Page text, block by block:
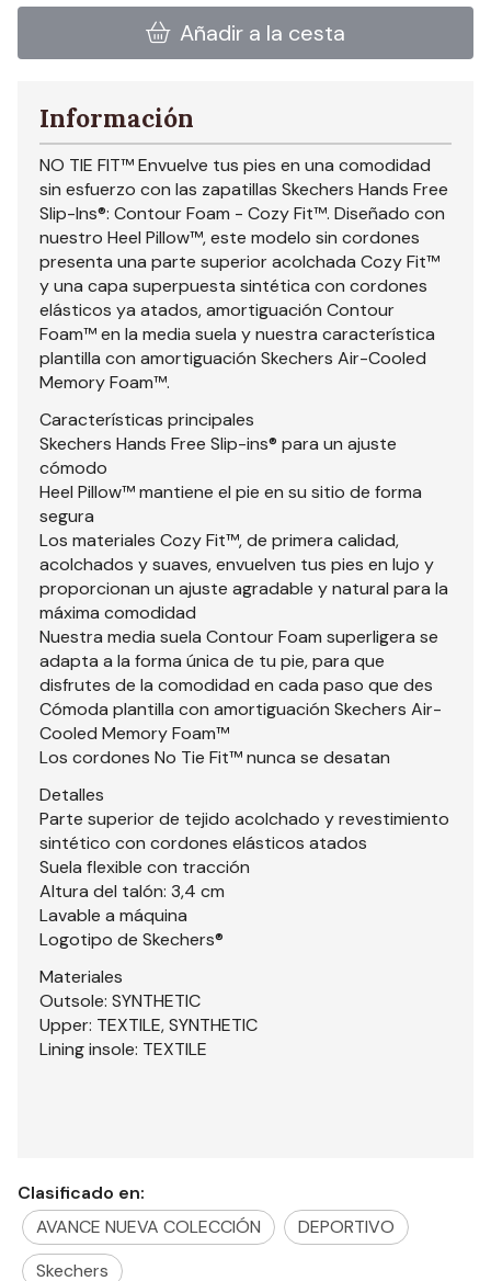
Añadir a la cesta
Información
NO TIE FIT™ Envuelve tus pies en una comodidad
sin esfuerzo con las zapatillas Skechers Hands Free
Slip-Ins®: Contour Foam - Cozy Fit™. Diseñado con
nuestro Heel Pillow™, este modelo sin cordones
presenta una parte superior acolchada Cozy Fit™
y una capa superpuesta sintética con cordones
elásticos ya atados, amortiguación Contour
Foam™ en la media suela y nuestra característica
plantilla con amortiguación Skechers Air-Cooled
Memory Foam™.
Características principales
Skechers Hands Free Slip-ins® para un ajuste
cómodo
Heel Pillow™ mantiene el pie en su sitio de forma
segura
Los materiales Cozy Fit™, de primera calidad,
acolchados y suaves, envuelven tus pies en lujo y
proporcionan un ajuste agradable y natural para la
máxima comodidad
Nuestra media suela Contour Foam superligera se
adapta a la forma única de tu pie, para que
disfrutes de la comodidad en cada paso que des
Cómoda plantilla con amortiguación Skechers Air-
Cooled Memory Foam™
Los cordones No Tie Fit™ nunca se desatan
Detalles
Parte superior de tejido acolchado y revestimiento
sintético con cordones elásticos atados
Suela flexible con tracción
Altura del talón: 3,4 cm
Lavable a máquina
Logotipo de Skechers®
Materiales
Outsole: SYNTHETIC
Upper: TEXTILE, SYNTHETIC
Lining insole: TEXTILE
Clasificado en:
AVANCE NUEVA COLECCIÓN
DEPORTIVO
Skechers